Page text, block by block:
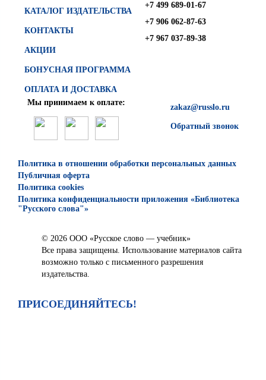
КАТАЛОГ ИЗДАТЕЛЬСТВА
КОНТАКТЫ
АКЦИИ
БОНУСНАЯ ПРОГРАММА
ОПЛАТА И ДОСТАВКА
+7 499 689-01-67
+7 906 062-87-63
+7 967 037-89-38
zakaz@russlo.ru
Обратный звонок
Мы принимаем к оплате:
Политика в отношении обработки персональных данных
Публичная оферта
Политика cookies
Политика конфиденциальности приложения «Библиотека
"Русского слова"»
© 2026 ООО «Русское слово — учебник»
Все права защищены. Использование материалов сайта
возможно только с письменного разрешения
издательства.
ПРИСОЕДИНЯЙТЕСЬ!